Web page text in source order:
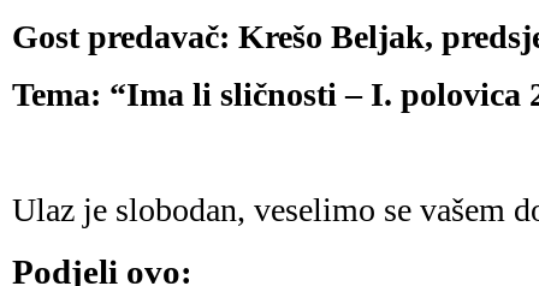
Gost predavač: Krešo Beljak,
Tema: “Ima li sličnosti – I. polovica
Ulaz je slobodan, veselimo se vašem
Podjeli ovo: